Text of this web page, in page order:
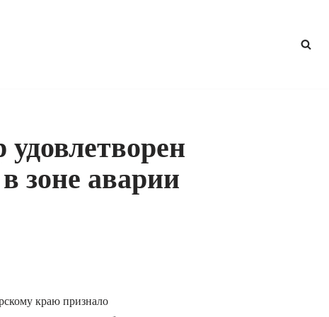
удовлетворен
зоне аварии
краю признало